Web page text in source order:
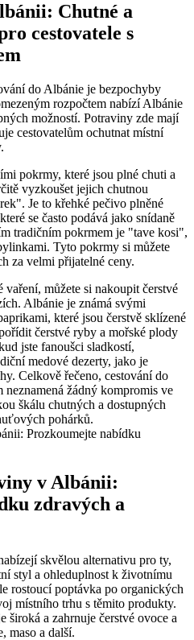
Chutné a
cestovatele s⁤
do Albánie je bezpochyby
‌rozpočtem nabízí Albánie
možností. Potraviny zde mají
​cestovatelům ochutnat ‌místní
pokrmy, ⁣které jsou plné ‌chuti a
vyzkoušet‌ jejich⁣ chutnou‌
Je to křehké pečivo plněné
se často podává jako ​snídaně
tradičním ⁣pokrmem ⁤je "tave kosi",
⁣Tyto pokrmy si můžete
za velmi přijatelné ceny.
vaření, můžete si⁢ nakoupit​ čerstvé⁤
Albánie ⁣je známá⁤ svými‍
které ⁣jsou čerstvě sklízené
​čerstvé ryby a mořské ⁣plody
jste fanoušci sladkostí,
⁢medové dezerty, jako je
Celkově řečeno,⁣ cestování⁤ do⁣
​žádný kompromis ve​
škálu chutných a dostupných
pohárků.
v ​Albánii:
zdravých a​
skvělou alternativu pro⁤ ty,⁣
styl a ohleduplnost ⁢k životnímu
rostoucí poptávka ​po​ organických
místního trhu s těmito produkty.
a⁤ zahrnuje ‌čerstvé ovoce a
maso a další.